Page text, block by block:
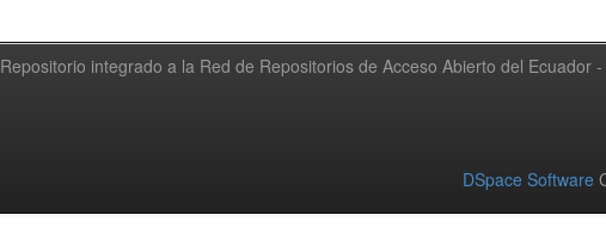
Repositorio integrado a la Red de Repositorios de Acceso Abierto del Ecuador -
DSpace Software